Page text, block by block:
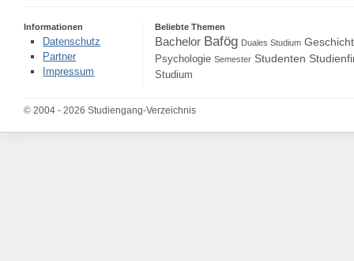
Informationen
Datenschutz
Partner
Impressum
Beliebte Themen
Bachelor Bafög Duales Studium
Psychologie Semester Studenten
Studium
© 2004 - 2026 Studiengang-Verzeichnis